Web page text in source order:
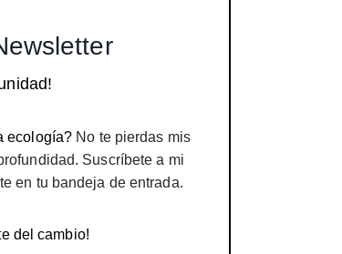
ecología? No te pierdas mis
Suscríbete a mi
en tu bandeja de entrada.
del cambio!